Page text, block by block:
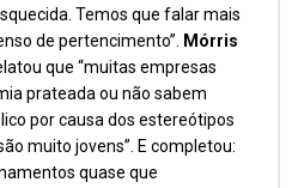
Temos que falar mais
de pertencimento”.
Mórris
que “muitas empresas
prateada ou não sabem
por causa dos estereótipos
muito jovens”. E completou:
quase que